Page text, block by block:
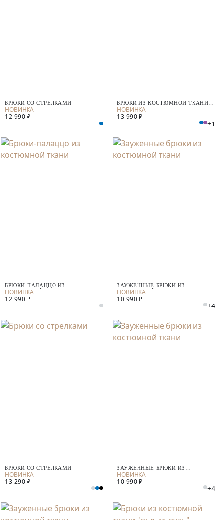
БРЮКИ СО СТРЕЛКАМИ
12 990 ₽
БРЮКИ ИЗ КОСТЮМНОЙ ТКАНИ С
ВИСКОЗОЙ
13 990 ₽
+1
БРЮКИ-ПАЛАЦЦО ИЗ
КОСТЮМНОЙ ТКАНИ
12 990 ₽
ЗАУЖЕННЫЕ БРЮКИ ИЗ
КОСТЮМНОЙ ТКАНИ
10 990 ₽
+4
БРЮКИ СО СТРЕЛКАМИ
13 290 ₽
ЗАУЖЕННЫЕ БРЮКИ ИЗ
КОСТЮМНОЙ ТКАНИ
10 990 ₽
+4